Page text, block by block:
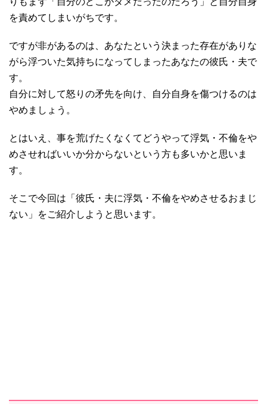
を責めてしまいがちです。
ですが非があるのは、あなたという決まった存在がありな
がら浮ついた気持ちになってしまったあなたの彼氏・夫で
す。
自分に対して怒りの矛先を向け、自分自身を傷つけるのは
やめましょう。
とはいえ、事を荒げたくなくてどうやって浮気・不倫をや
めさせればいいか分からないという方も多いかと思いま
す。
そこで今回は「彼氏・夫に浮気・不倫をやめさせるおまじ
ない」をご紹介しようと思います。